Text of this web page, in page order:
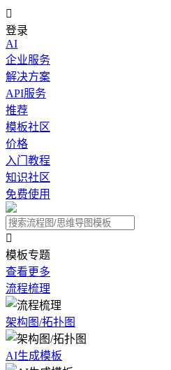

登录
AI
企业服务
解决方案
API服务
推荐
模板社区
价格
入门教程
知识社区
免费使用

模板专题
查看更多
流程梳理
架构图/拓扑图
AI生成模板